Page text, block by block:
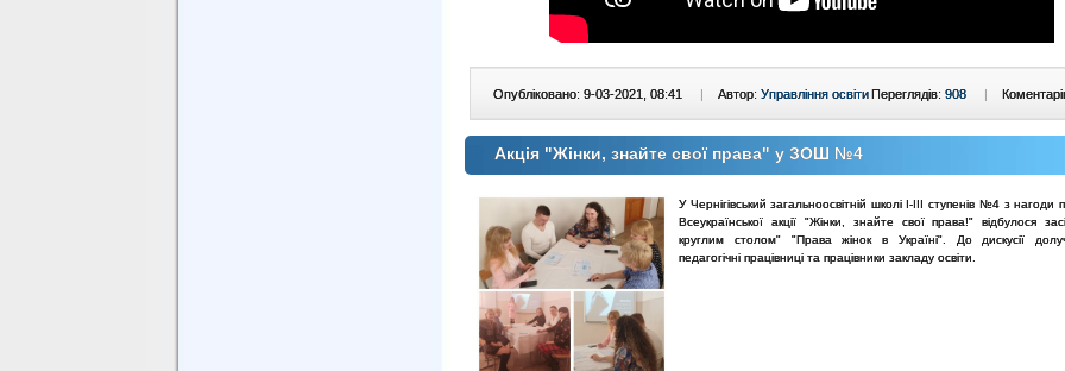
Опубліковано: 9-03-2021, 08:41 | Автор: Управління освітиПереглядів: 908 |
Акція "Жінки, знайте свої права" у ЗОШ №4
У Чернігівський загальноосвітній школі І-ІІІ ступенів №4 з нагоди
Всеукраїнської акції "Жінки, знайте свої права!" відбулося
круглим столом" "Права жінок в Україні". До дискусії
педагогічні працівниці та працівники закладу освіти.